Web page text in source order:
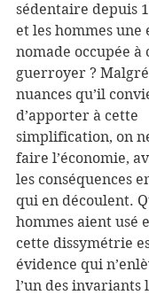
sédentaire depuis
et les hommes une
nomade occupée à
guerroyer ?
nuances qu’il
d’apporter à cette
simplification, on
faire l’économie,
les conséquences
qui en découlent.
hommes aient usé
cette dissymétrie
évidence qui
l’un des invariants